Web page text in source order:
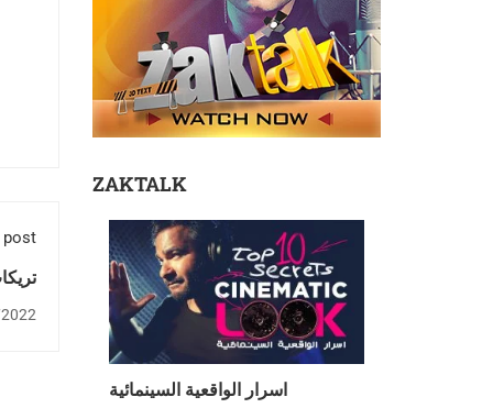
post
ZAKTALK
اسرار الواقعية السينمائية